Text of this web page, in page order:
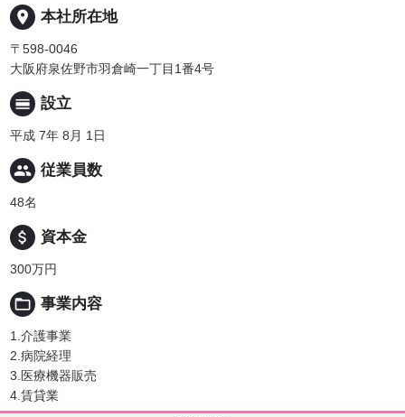
place 本社所在地
〒598-0046
大阪府泉佐野市羽倉崎一丁目1番4号
calendar_view_day 設立
平成 7年 8月 1日
people 従業員数
48名
attach_money 資本金
300万円
folder_open 事業内容
1.介護事業
2.病院経理
3.医療機器販売
4.賃貸業